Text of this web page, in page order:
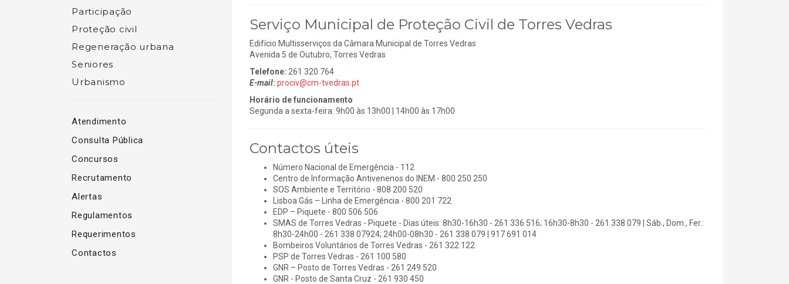
Participação
Proteção civil
Regeneração urbana
Seniores
Urbanismo
Atendimento
Consulta Pública
Concursos
Recrutamento
Alertas
Regulamentos
Requerimentos
Contactos
Serviço Municipal de Proteção Civil de Torres Vedras
Edifício Multisserviços da Câmara Municipal de Torres Vedras
Avenida 5 de Outubro, Torres Vedras
Telefone: 261 320 764
E-mail: prociv@cm-tvedras.pt
Horário de funcionamento
Segunda a sexta-feira: 9h00 às 13h00 | 14h00 às 17h00
Contactos úteis
Número Nacional de Emergência - 112
Centro de Informação Antivenenos do INEM - 800 250 250
SOS Ambiente e Território - 808 200 520
Lisboa Gás – Linha de Emergência - 800 201 722
EDP – Piquete - 800 506 506
SMAS de Torres Vedras - Piquete - Dias úteis: 8h30-16h30 - 261 336 516; 16h30-8h30 - 261 338 079 | Sáb., Dom., Fer.:
8h30-24h00 - 261 338 07924; 24h00-08h30 - 261 338 079 | 917 691 014
Bombeiros Voluntários de Torres Vedras - 261 322 122
PSP de Torres Vedras - 261 100 580
GNR – Posto de Torres Vedras - 261 249 520
GNR - Posto de Santa Cruz - 261 930 450